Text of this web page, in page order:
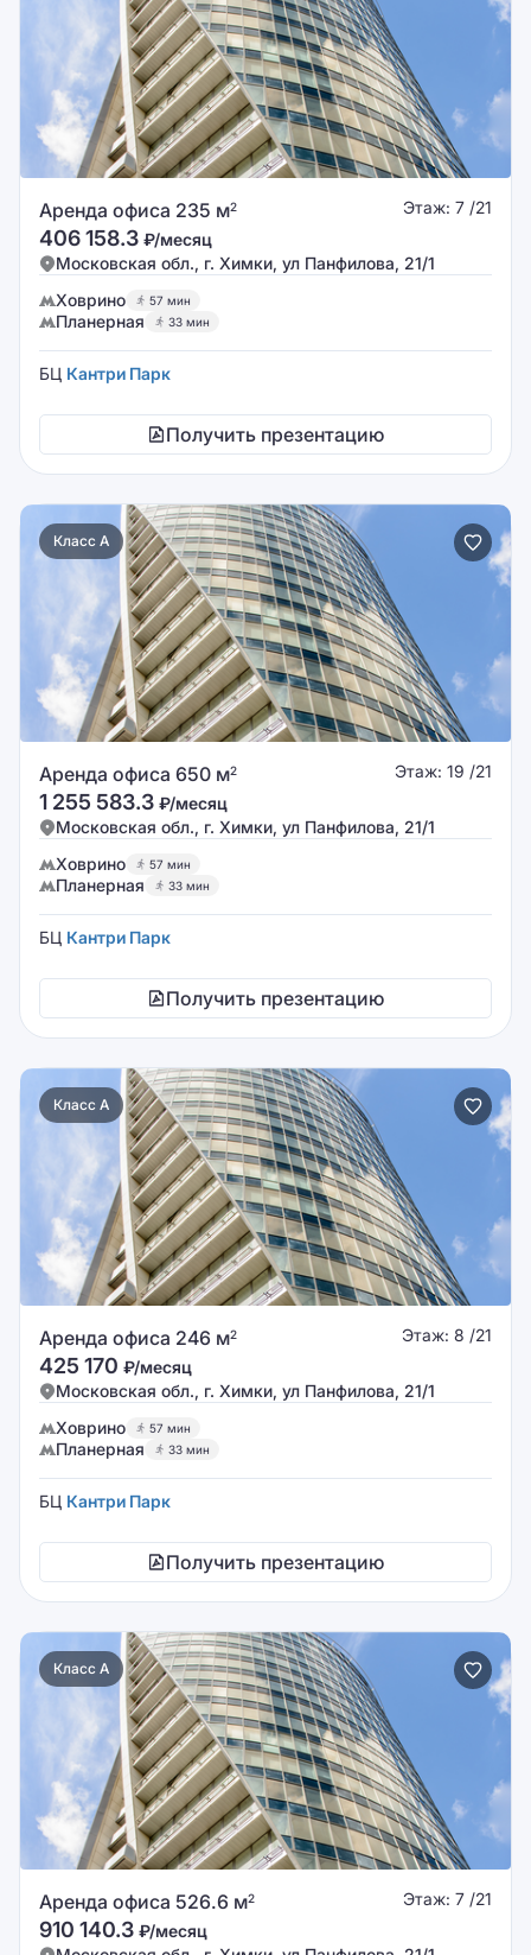
Аренда офиса 235 м2 Этаж: 7 /21
406 158.3 ₽/месяц
Московская обл., г. Химки, ул Панфилова, 21/1
Ховрино
57 мин
Планерная 33 мин
БЦ Кантри Парк
Получить презентацию
Класс A
Аренда офиса 650 м2 Этаж: 19 /21
1 255 583.3 ₽/месяц
Московская обл., г. Химки, ул Панфилова, 21/1
Ховрино
57 мин
Планерная 33 мин
БЦ Кантри Парк
Получить презентацию
Класс A
Аренда офиса 246 м2 Этаж: 8 /21
425 170 ₽/месяц
Московская обл., г. Химки, ул Панфилова, 21/1
Ховрино
57 мин
Планерная 33 мин
БЦ Кантри Парк
Получить презентацию
Класс A
Аренда офиса 526.6 м2 Этаж: 7 /21
910 140.3 ₽/месяц